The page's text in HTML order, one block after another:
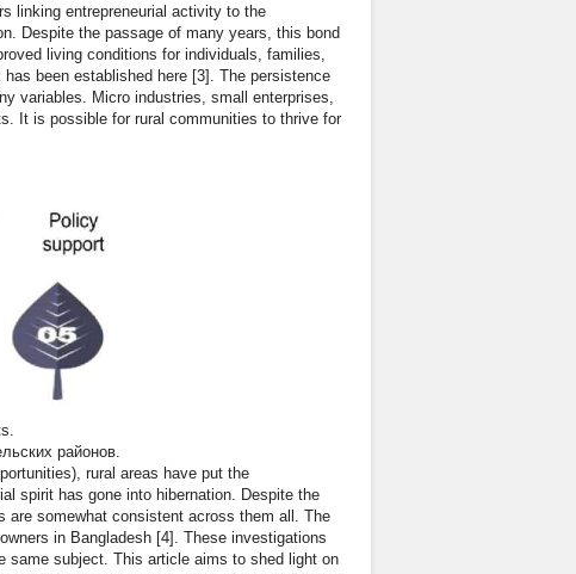
linking entrepreneurial activity to the
Despite the passage of many years, this bond
living conditions for individuals, families,
been established here [3]. The persistence
variables. Micro industries, small enterprises,
It is possible for rural communities to thrive for
районов.
rural areas have put the
spirit has gone into hibernation. Despite the
are somewhat consistent across them all. The
in Bangladesh [4]. These investigations
same subject. This article aims to shed light on